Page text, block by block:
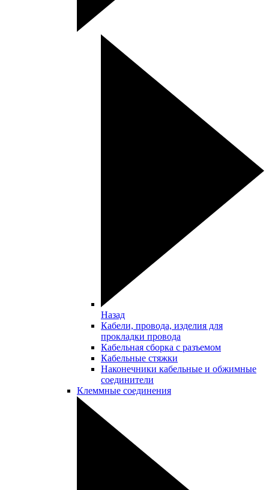
Назад
Кабели, провода, изделия для
прокладки провода
Кабельная сборка с разъемом
Кабельные стяжки
Наконечники кабельные и обжимные
соединители
Клеммные соединения